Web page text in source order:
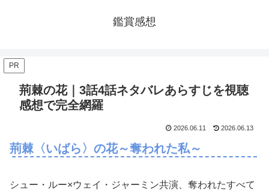
鑑賞感想
PR
荊棘の花｜3話4話ネタバレあらすじを視聴
感想で完全網羅
2026.06.11 2026.06.13
荊棘〈いばら〉の花～奪われた私～
シュー・ルー×ウェイ・ジャーミン共演、奪われたすべて